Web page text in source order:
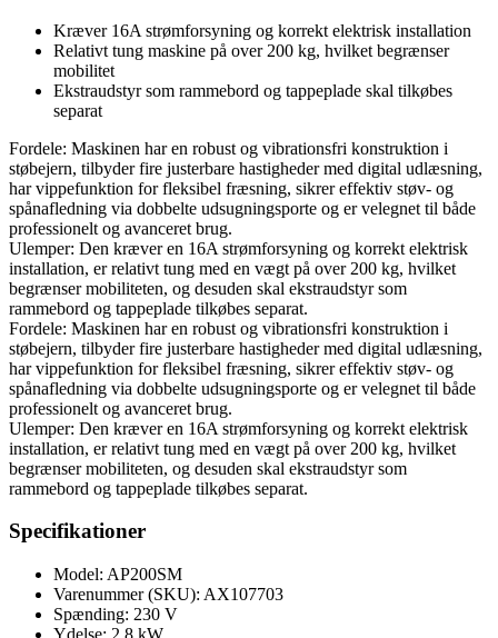
Kræver 16A strømforsyning og korrekt elektrisk installation
Relativt tung maskine på over 200 kg, hvilket begrænser
mobilitet
Ekstraudstyr som rammebord og tappeplade skal tilkøbes
separat
Fordele: Maskinen har en robust og vibrationsfri konstruktion i
støbejern, tilbyder fire justerbare hastigheder med digital udlæsning,
har vippefunktion for fleksibel fræsning, sikrer effektiv støv- og
spånafledning via dobbelte udsugningsporte og er velegnet til både
professionelt og avanceret brug.
Ulemper: Den kræver en 16A strømforsyning og korrekt elektrisk
installation, er relativt tung med en vægt på over 200 kg, hvilket
begrænser mobiliteten, og desuden skal ekstraudstyr som
rammebord og tappeplade tilkøbes separat.
Fordele: Maskinen har en robust og vibrationsfri konstruktion i
støbejern, tilbyder fire justerbare hastigheder med digital udlæsning,
har vippefunktion for fleksibel fræsning, sikrer effektiv støv- og
spånafledning via dobbelte udsugningsporte og er velegnet til både
professionelt og avanceret brug.
Ulemper: Den kræver en 16A strømforsyning og korrekt elektrisk
installation, er relativt tung med en vægt på over 200 kg, hvilket
begrænser mobiliteten, og desuden skal ekstraudstyr som
rammebord og tappeplade tilkøbes separat.
Specifikationer
Model: AP200SM
Varenummer (SKU): AX107703
Spænding: 230 V